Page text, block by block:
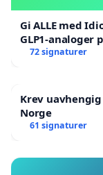
Gi ALLE med
GLP1-analoger
72 signaturer
Krev
Norge
61 signaturer